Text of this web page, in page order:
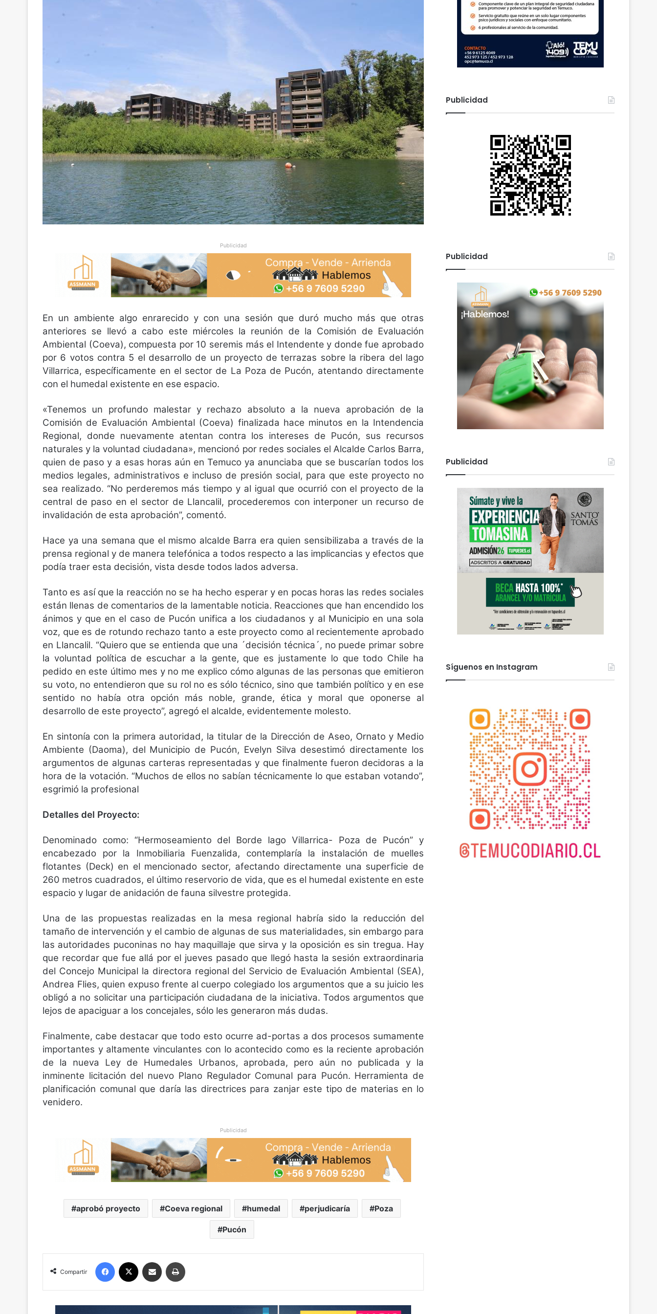
Publicidad
En un ambiente algo enrarecido y con una sesión que duró mucho más que otras
anteriores se llevó a cabo este miércoles la reunión de la Comisión de Evaluación
Ambiental (Coeva), compuesta por 10 seremis más el Intendente y donde fue aprobado
por 6 votos contra 5 el desarrollo de un proyecto de terrazas sobre la ribera del lago
Villarrica, específicamente en el sector de La Poza de Pucón, atentando directamente
con el humedal existente en ese espacio.
«Tenemos un profundo malestar y rechazo absoluto a la nueva aprobación de la
Comisión de Evaluación Ambiental (Coeva) finalizada hace minutos en la Intendencia
Regional, donde nuevamente atentan contra los intereses de Pucón, sus recursos
naturales y la voluntad ciudadana», mencionó por redes sociales el Alcalde Carlos Barra,
quien de paso y a esas horas aún en Temuco ya anunciaba que se buscarían todos los
medios legales, administrativos e incluso de presión social, para que este proyecto no
sea realizado. “No perderemos más tiempo y al igual que ocurrió con el proyecto de la
central de paso en el sector de Llancalil, procederemos con interponer un recurso de
invalidación de esta aprobación”, comentó.
Hace ya una semana que el mismo alcalde Barra era quien sensibilizaba a través de la
prensa regional y de manera telefónica a todos respecto a las implicancias y efectos que
podía traer esta decisión, vista desde todos lados adversa.
Tanto es así que la reacción no se ha hecho esperar y en pocas horas las redes sociales
están llenas de comentarios de la lamentable noticia. Reacciones que han encendido los
ánimos y que en el caso de Pucón unifica a los ciudadanos y al Municipio en una sola
voz, que es de rotundo rechazo tanto a este proyecto como al recientemente aprobado
en Llancalil. “Quiero que se entienda que una ´decisión técnica´, no puede primar sobre
la voluntad política de escuchar a la gente, que es justamente lo que todo Chile ha
pedido en este último mes y no me explico cómo algunas de las personas que emitieron
su voto, no entendieron que su rol no es sólo técnico, sino que también político y en ese
sentido no había otra opción más noble, grande, ética y moral que oponerse al
desarrollo de este proyecto”, agregó el alcalde, evidentemente molesto.
En sintonía con la primera autoridad, la titular de la Dirección de Aseo, Ornato y Medio
Ambiente (Daoma), del Municipio de Pucón, Evelyn Silva desestimó directamente los
argumentos de algunas carteras representadas y que finalmente fueron decidoras a la
hora de la votación. “Muchos de ellos no sabían técnicamente lo que estaban votando”,
esgrimió la profesional
Detalles del Proyecto:
Denominado como: “Hermoseamiento del Borde lago Villarrica- Poza de Pucón” y
encabezado por la Inmobiliaria Fuenzalida, contemplaría la instalación de muelles
flotantes (Deck) en el mencionado sector, afectando directamente una superficie de
260 metros cuadrados, el último reservorio de vida, que es el humedal existente en este
espacio y lugar de anidación de fauna silvestre protegida.
Una de las propuestas realizadas en la mesa regional habría sido la reducción del
tamaño de intervención y el cambio de algunas de sus materialidades, sin embargo para
las autoridades puconinas no hay maquillaje que sirva y la oposición es sin tregua. Hay
que recordar que fue allá por el jueves pasado que llegó hasta la sesión extraordinaria
del Concejo Municipal la directora regional del Servicio de Evaluación Ambiental (SEA),
Andrea Flies, quien expuso frente al cuerpo colegiado los argumentos que a su juicio les
obligó a no solicitar una participación ciudadana de la iniciativa. Todos argumentos que
lejos de apaciguar a los concejales, sólo les generaron más dudas.
Finalmente, cabe destacar que todo esto ocurre ad-portas a dos procesos sumamente
importantes y altamente vinculantes con lo acontecido como es la reciente aprobación
de la nueva Ley de Humedales Urbanos, aprobada, pero aún no publicada y la
inminente licitación del nuevo Plano Regulador Comunal para Pucón. Herramienta de
planificación comunal que daría las directrices para zanjar este tipo de materias en lo
venidero.
Publicidad
aprobó proyecto Coeva regional humedal perjudicaría Poza
Pucón
Compartir
Publicidad
Publicidad
Publicidad
Síguenos en Instagram